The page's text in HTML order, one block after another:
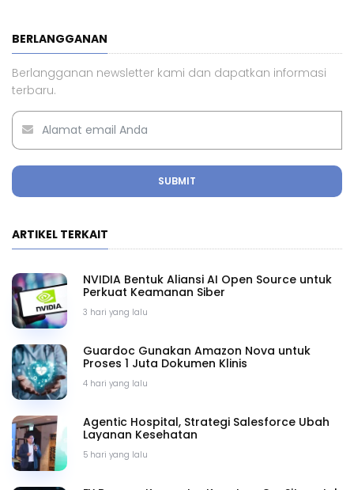
BERLANGGANAN
Berlangganan newsletter kami dan dapatkan informasi
terbaru.
SUBMIT
ARTIKEL TERKAIT
3 hari yang lalu
NVIDIA Bentuk Aliansi AI Open Source untuk
Perkuat Keamanan Siber
4 hari yang lalu
Guardoc Gunakan Amazon Nova untuk
Proses 1 Juta Dokumen Klinis
5 hari yang lalu
Agentic Hospital, Strategi Salesforce Ubah
Layanan Kesehatan